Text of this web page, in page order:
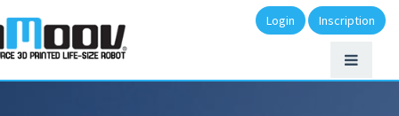
Login Inscription